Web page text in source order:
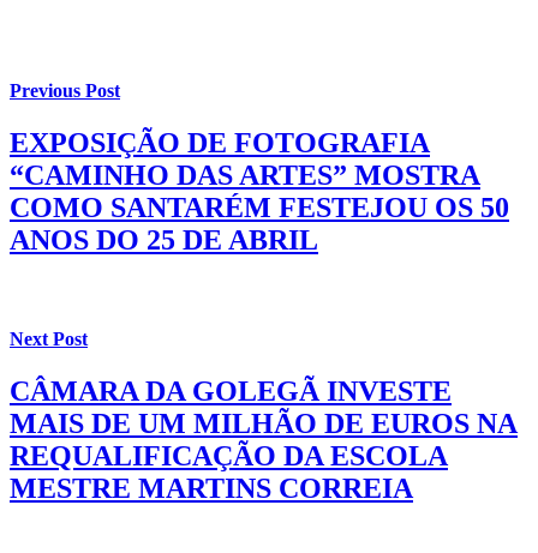
Previous Post
EXPOSIÇÃO DE FOTOGRAFIA
“CAMINHO DAS ARTES” MOSTRA
COMO SANTARÉM FESTEJOU OS 50
ANOS DO 25 DE ABRIL
Next Post
CÂMARA DA GOLEGÃ INVESTE
MAIS DE UM MILHÃO DE EUROS NA
REQUALIFICAÇÃO DA ESCOLA
MESTRE MARTINS CORREIA